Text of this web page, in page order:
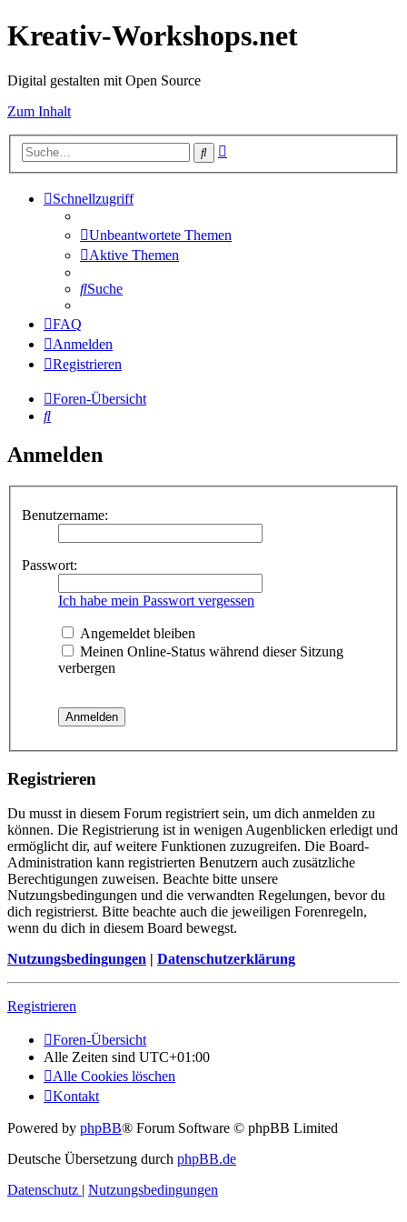
Kreativ-Workshops.net
Digital gestalten mit Open Source
Zum Inhalt
Suche
Schnellzugriff
Unbeantwortete Themen
Aktive Themen
Suche
FAQ
Anmelden
Registrieren
Foren-Übersicht
Suche
Anmelden
Benutzername:
Passwort:
Ich habe mein Passwort vergessen
Angemeldet bleiben
Meinen Online-Status während dieser Sitzung
verbergen
Registrieren
Du musst in diesem Forum registriert sein, um dich anmelden zu
können. Die Registrierung ist in wenigen Augenblicken erledigt und
ermöglicht dir, auf weitere Funktionen zuzugreifen. Die Board-
Administration kann registrierten Benutzern auch zusätzliche
Berechtigungen zuweisen. Beachte bitte unsere
Nutzungsbedingungen und die verwandten Regelungen, bevor du
dich registrierst. Bitte beachte auch die jeweiligen Forenregeln,
wenn du dich in diesem Board bewegst.
Nutzungsbedingungen | Datenschutzerklärung
Registrieren
Foren-Übersicht
Alle Zeiten sind UTC+01:00
Alle Cookies löschen
Kontakt
Powered by phpBB® Forum Software © phpBB Limited
Deutsche Übersetzung durch phpBB.de
Datenschutz | Nutzungsbedingungen